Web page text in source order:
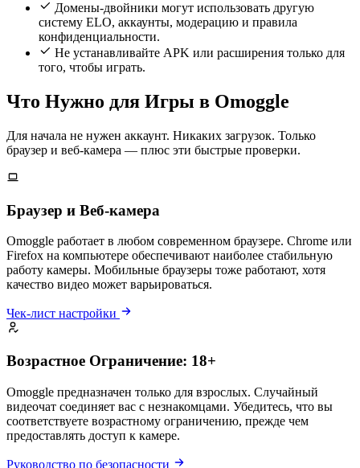
Домены-двойники могут использовать другую
систему ELO, аккаунты, модерацию и правила
конфиденциальности.
Не устанавливайте APK или расширения только для
того, чтобы играть.
Что Нужно для Игры в Omoggle
Для начала не нужен аккаунт. Никаких загрузок. Только
браузер и веб-камера — плюс эти быстрые проверки.
Браузер и Веб-камера
Omoggle работает в любом современном браузере. Chrome или
Firefox на компьютере обеспечивают наиболее стабильную
работу камеры. Мобильные браузеры тоже работают, хотя
качество видео может варьироваться.
Чек-лист настройки
Возрастное Ограничение: 18+
Omoggle предназначен только для взрослых. Случайный
видеочат соединяет вас с незнакомцами. Убедитесь, что вы
соответствуете возрастному ограничению, прежде чем
предоставлять доступ к камере.
Руководство по безопасности